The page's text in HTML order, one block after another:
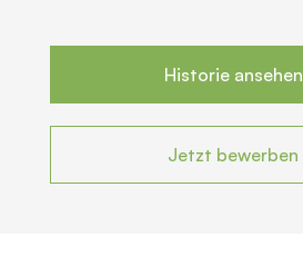
Historie ansehen
Jetzt bewerben